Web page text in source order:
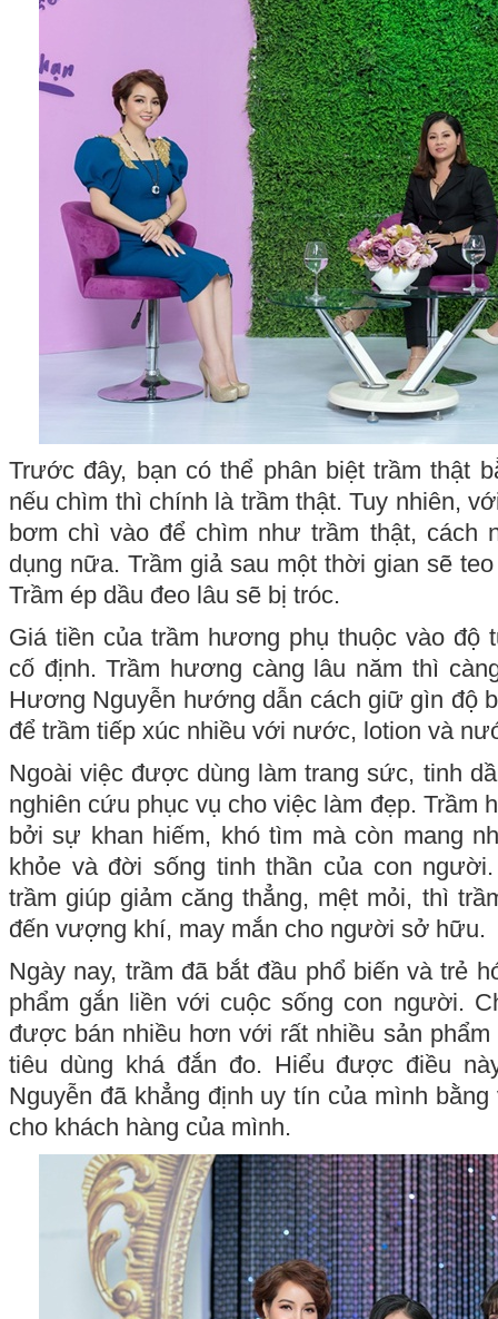
Trước đây, bạn có thể phân biệt trầm thật
nếu chìm thì chính là trầm thật. Tuy nhiên,
bơm chì vào để chìm như trầm thật, cách
dụng nữa. Trầm giả sau một thời gian sẽ
Trầm ép dầu đeo lâu sẽ bị tróc.
Giá tiền của trầm hương phụ thuộc vào độ
cố định. Trầm hương càng lâu năm thì
Hương Nguyễn hướng dẫn cách giữ gìn độ
để trầm tiếp xúc nhiều với nước, lotion và
Ngoài việc được dùng làm trang sức, tinh
nghiên cứu phục vụ cho việc làm đẹp. Trầm
bởi sự khan hiếm, khó tìm mà còn mang
khỏe và đời sống tinh thần của con
trầm giúp giảm căng thẳng, mệt mỏi, thì
đến vượng khí, may mắn cho người sở hữu.
Ngày nay, trầm đã bắt đầu phổ biến và trẻ
phẩm gắn liền với cuộc sống con người.
được bán nhiều hơn với rất nhiều sản
tiêu dùng khá đắn đo. Hiểu được điều
Nguyễn đã khẳng định uy tín của mình
cho khách hàng của mình.